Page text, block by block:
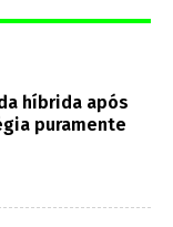
híbrida após
puramente